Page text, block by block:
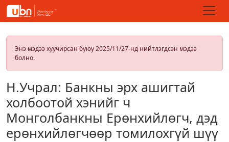
Энэ мэдээ хуучирсан буюу 2025/11/27-нд нийтлэгдсэн мэдээ
болно.
Н.Учрал: Банкны эрх ашигтай
холбоотой хэнийг ч
Монголбанкны Ерөнхийлөгч, дэд
ерөнхийлөгчөөр томилохгүй шүү